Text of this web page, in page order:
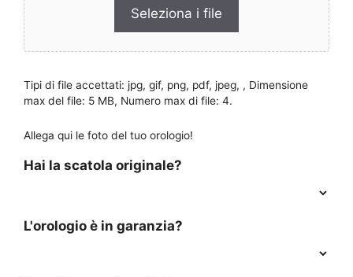
Seleziona i file
Tipi di file accettati: jpg, gif, png, pdf, jpeg, , Dimensione
max del file: 5 MB, Numero max di file: 4.
Allega qui le foto del tuo orologio!
Hai la scatola originale?
L'orologio è in garanzia?